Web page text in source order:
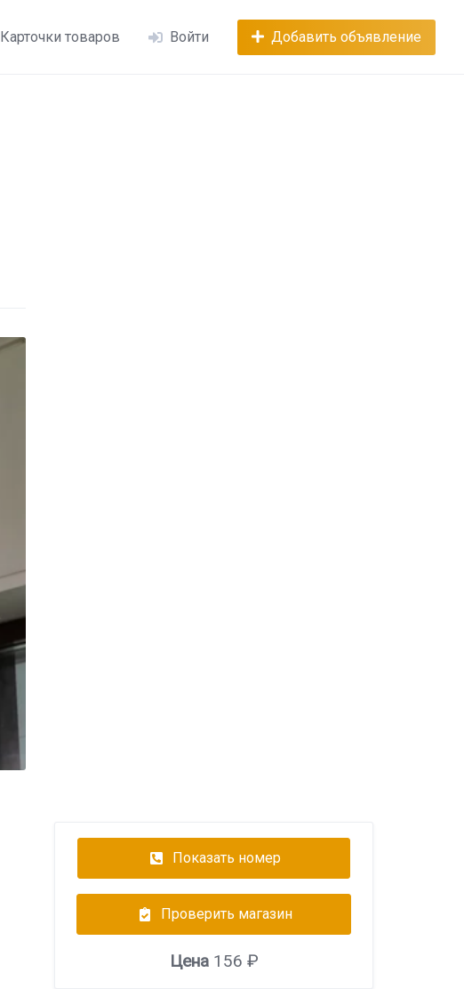
Карточки товаров Войти Добавить объявление
Показать номер
Проверить магазин
Цена156 ₽